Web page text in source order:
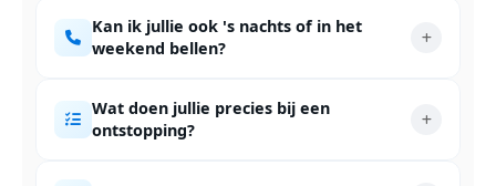
Kan ik jullie ook 's nachts of in het
weekend bellen?
Wat doen jullie precies bij een
ontstopping?